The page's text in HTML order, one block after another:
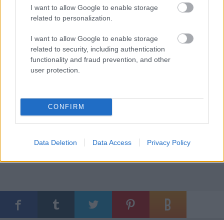
I want to allow Google to enable storage
related to personalization.
I want to allow Google to enable storage
related to security, including authentication
functionality and fraud prevention, and other
user protection.
CONFIRM
Data Deletion Data Access Privacy Policy
indul a Proton Színház: február végén Drezdában,
március elején pedig Berlinben játsszák majd a
csak egy rövid állomása a január 8-11-i időpontok a
Trafóban. A darab ezt követően a strasbourgi Le
Maillon színházban lesz látható.
www.facebook.com/protontheatre
http://trafo.hu/hu-HU/mundruczo_disgrace
http://trafo.hu/hu-HU/demencia